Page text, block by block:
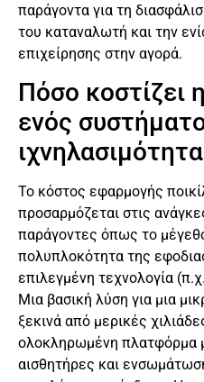
παράγοντα για τη
του καταναλωτή και την
επιχείρησης στην αγορά.
Πόσο κοστίζει
ενός
Το κόστος εφαρμογής
προσαρμόζεται στις
παράγοντες όπως το
πολυπλοκότητα της
επιλεγμένη τεχνολογία
Μια βασική λύση για μια
ξεκινά από μερικές
ολοκληρωμένη πλατφόρμα
αισθητήρες και